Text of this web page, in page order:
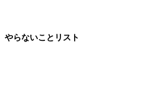
やらないことリスト